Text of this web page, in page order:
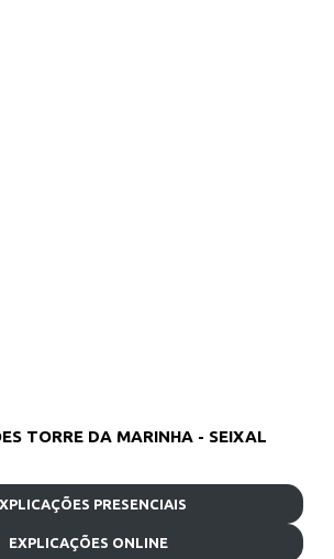
TORRE DA MARINHA - SEIXAL
PRESENCIAIS
EXPLICAÇÕES ONLINE